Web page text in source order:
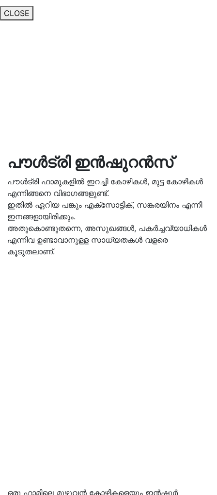
CLOSE
പൗൾട്രി ഇൻഷുറൻസ്
പൗൾട്രി ഫാമുകളിൽ ഇറച്ചി കോഴികൾ, മുട്ട കോഴികൾ
എന്നിങ്ങനെ വിഭാഗങ്ങളുണ്ട്.
ഇതിൽ ഏറിയ പങ്കും എക്സോട്ടിക്, സങ്കരയിനം എന്നീ
ഇനങ്ങളായിരിക്കും.
അതുകൊണ്ടുതന്നെ, അസുഖങ്ങൾ, പകർച്ചവ്യാധികൾ
എന്നിവ ഉണ്ടാവാനുള്ള സാധ്യതകൾ വളരെ
കൂടുതലാണ്.
ഒരു ഫാമിലെ മുഴുവൻ കോഴികളെയും ഇൻഷുർ